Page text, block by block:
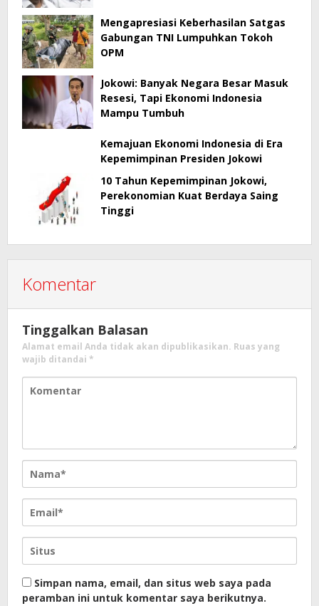
Mengapresiasi Keberhasilan Satgas
Gabungan TNI Lumpuhkan Tokoh
OPM
Jokowi: Banyak Negara Besar Masuk
Resesi, Tapi Ekonomi Indonesia
Mampu Tumbuh
Kemajuan Ekonomi Indonesia di Era
Kepemimpinan Presiden Jokowi
10 Tahun Kepemimpinan Jokowi,
Perekonomian Kuat Berdaya Saing
Tinggi
Komentar
Tinggalkan Balasan
Alamat email Anda tidak akan dipublikasikan. Ruas yang
wajib ditandai *
Simpan nama, email, dan situs web saya pada
peramban ini untuk komentar saya berikutnya.